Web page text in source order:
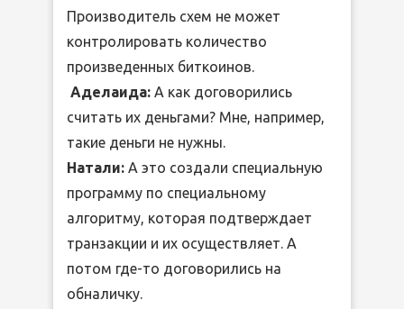
Производитель схем не может
контролировать количество
произведенных биткоинов.
Аделаида: А как договорились
считать их деньгами? Мне, например,
такие деньги не нужны.
Натали: А это создали специальную
программу по специальному
алгоритму, которая подтверждает
транзакции и их осуществляет. А
потом где-то договорились на
обналичку.